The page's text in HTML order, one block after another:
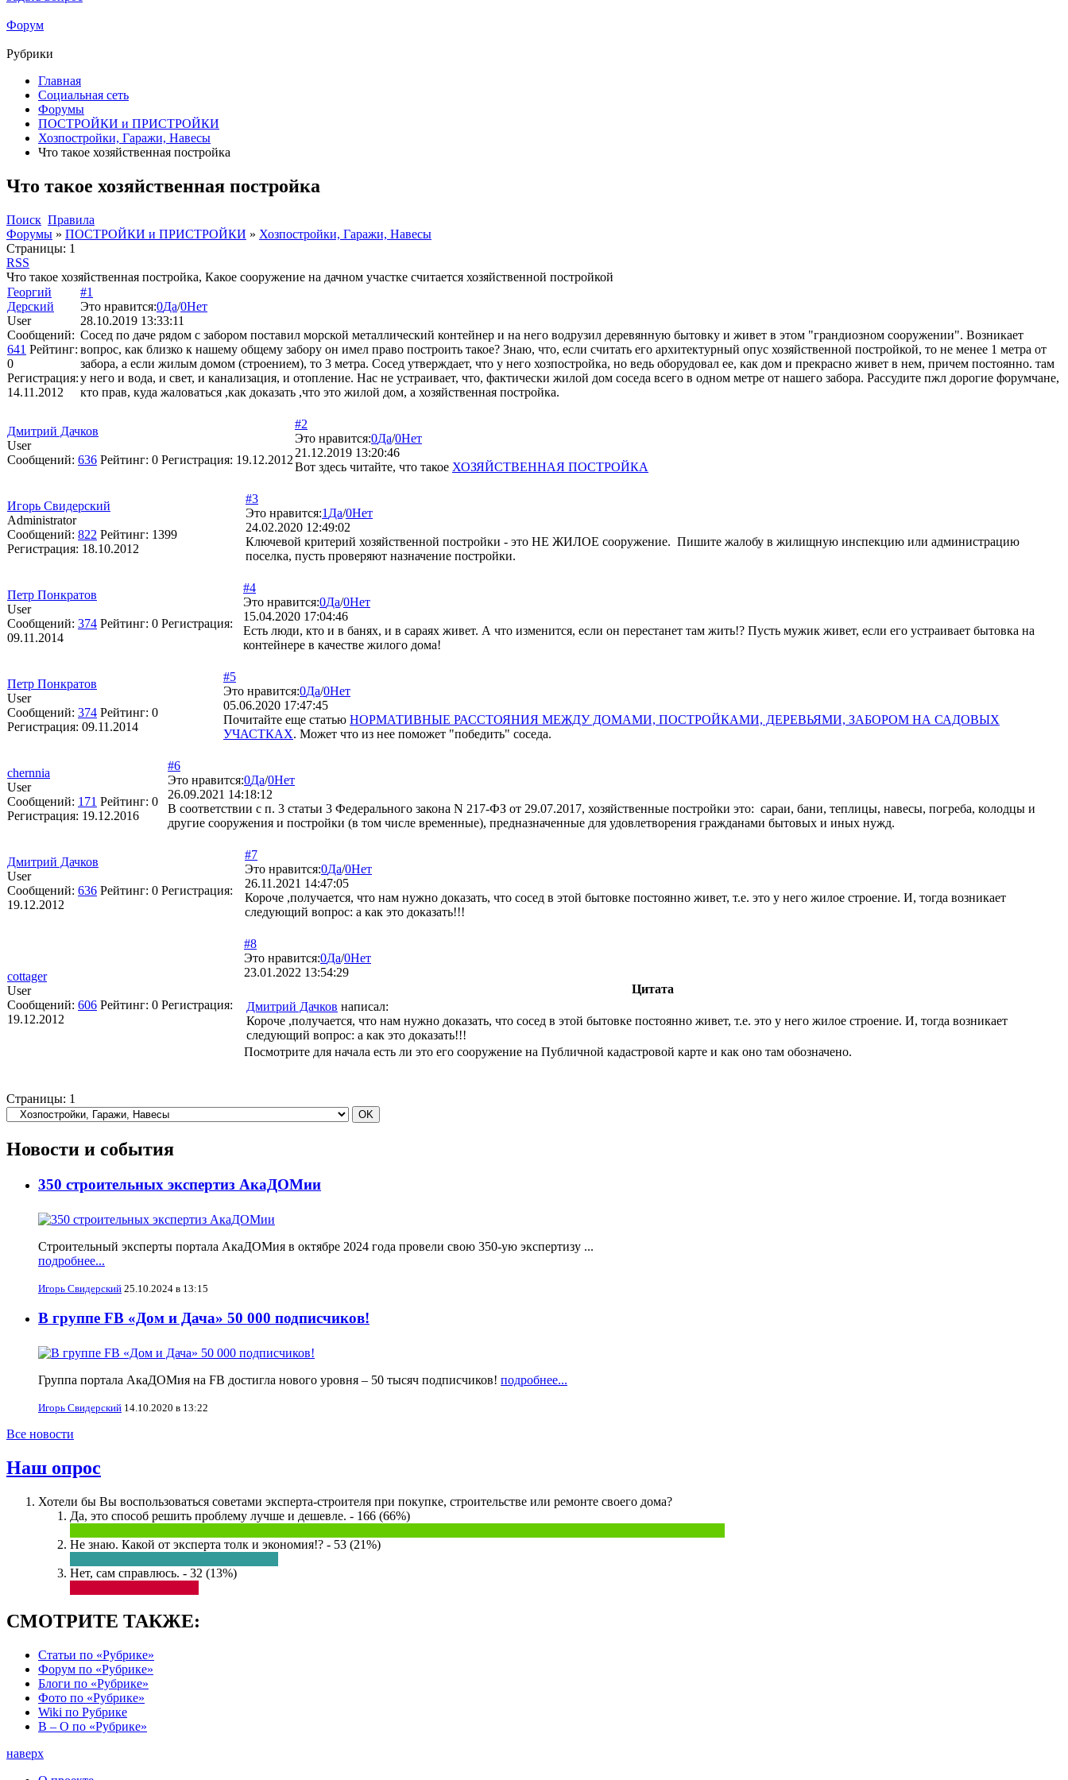
Форум
Рубрики
Главная
Социальная сеть
Форумы
ПОСТРОЙКИ и ПРИСТРОЙКИ
Хозпостройки, Гаражи, Навесы
Что такое хозяйственная постройка
Что такое хозяйственная постройка
Поиск Правила
Форумы » ПОСТРОЙКИ и ПРИСТРОЙКИ » Хозпостройки, Гаражи, Навесы
Страницы: 1
RSS
Что такое хозяйственная постройка, Какое сооружение на дачном участке считается хозяйственной постройкой
Георгий
Дерский
User
Сообщений:
641 Рейтинг:
0
Регистрация:
14.11.2012
#1
Это нравится:0Да/0Нет
28.10.2019 13:33:11
Сосед по даче рядом с забором поставил морской металлический контейнер и на него водрузил деревянную бытовку и живет в этом "грандиозном сооружении". Возникает
вопрос, как близко к нашему общему забору он имел право построить такое? Знаю, что, если считать его архитектурный опус хозяйственной постройкой, то не менее 1 метра от
забора, а если жилым домом (строением), то 3 метра. Сосед утверждает, что у него хозпостройка, но ведь оборудовал ее, как дом и прекрасно живет в нем, причем постоянно. там
у него и вода, и свет, и канализация, и отопление. Нас не устраивает, что, фактически жилой дом соседа всего в одном метре от нашего забора. Рассудите пжл дорогие форумчане,
кто прав, куда жаловаться ,как доказать ,что это жилой дом, а хозяйственная постройка.
Дмитрий Дачков
User
Сообщений: 636 Рейтинг: 0 Регистрация: 19.12.2012
#2
Это нравится:0Да/0Нет
21.12.2019 13:20:46
Вот здесь читайте, что такое ХОЗЯЙСТВЕННАЯ ПОСТРОЙКА
Игорь Свидерский
Administrator
Сообщений: 822 Рейтинг: 1399
Регистрация: 18.10.2012
#3
Это нравится:1 Да/0Нет
24.02.2020 12:49:02
Ключевой критерий хозяйственной постройки - это НЕ ЖИЛОЕ сооружение. Пишите жалобу в жилищную инспекцию или администрацию
поселка, пусть проверяют назначение постройки.
Петр Понкратов
User
Сообщений: 374 Рейтинг: 0 Регистрация:
09.11.2014
#4
Это нравится:0Да/0Нет
15.04.2020 17:04:46
Есть люди, кто и в банях, и в сараях живет. А что изменится, если он перестанет там жить!? Пусть мужик живет, если его устраивает бытовка на
контейнере в качестве жилого дома!
Петр Понкратов
User
Сообщений: 374 Рейтинг: 0
Регистрация: 09.11.2014
#5
Это нравится:0Да/0Нет
05.06.2020 17:47:45
Почитайте еще статью НОРМАТИВНЫЕ РАССТОЯНИЯ МЕЖДУ ДОМАМИ, ПОСТРОЙКАМИ, ДЕРЕВЬЯМИ, ЗАБОРОМ НА САДОВЫХ
УЧАСТКАХ. Может что из нее поможет "победить" соседа.
chernnia
User
Сообщений: 171 Рейтинг: 0
Регистрация: 19.12.2016
#6
Это нравится:0Да/0Нет
26.09.2021 14:18:12
В соответствии с п. 3 статьи 3 Федерального закона N 217-ФЗ от 29.07.2017, хозяйственные постройки это: сараи, бани, теплицы, навесы, погреба, колодцы и
другие сооружения и постройки (в том числе временные), предназначенные для удовлетворения гражданами бытовых и иных нужд.
Дмитрий Дачков
User
Сообщений: 636 Рейтинг: 0 Регистрация:
19.12.2012
#7
Это нравится:0Да/0Нет
26.11.2021 14:47:05
Короче ,получается, что нам нужно доказать, что сосед в этой бытовке постоянно живет, т.е. это у него жилое строение. И, тогда возникает
следующий вопрос: а как это доказать!!!
cottager
User
Сообщений: 606 Рейтинг: 0 Регистрация:
19.12.2012
#8
Это нравится:0Да/0Нет
23.01.2022 13:54:29
Цитата
Дмитрий Дачков написал:
Короче ,получается, что нам нужно доказать, что сосед в этой бытовке постоянно живет, т.е. это у него жилое строение. И, тогда возникает
следующий вопрос: а как это доказать!!!
Посмотрите для начала есть ли это его сооружение на Публичной кадастровой карте и как оно там обозначено.
Страницы: 1
Новости и события
350 строительных экспертиз АкаДОМии
Строительный эксперты портала АкаДОМия в октябре 2024 года провели свою 350-ую экспертизу ...
подробнее...
Игорь Свидерский 25.10.2024 в 13:15
В группе FB «Дом и Дача» 50 000 подписчиков!
Группа портала АкаДОМия на FB достигла нового уровня – 50 тысяч подписчиков! подробнее...
Игорь Свидерский 14.10.2020 в 13:22
Все новости
Наш опрос
Хотели бы Вы воспользоваться советами эксперта-строителя при покупке, строительстве или ремонте своего дома?
Да, это способ решить проблему лучше и дешевле. - 166 (66%)
Не знаю. Какой от эксперта толк и экономия!? - 53 (21%)
Нет, сам справлюсь. - 32 (13%)
СМОТРИТЕ ТАКЖЕ:
Статьи по «Рубрике»
Форум по «Рубрике»
Блоги по «Рубрике»
Фото по «Рубрике»
Wiki по Рубрике
В – О по «Рубрике»
наверх